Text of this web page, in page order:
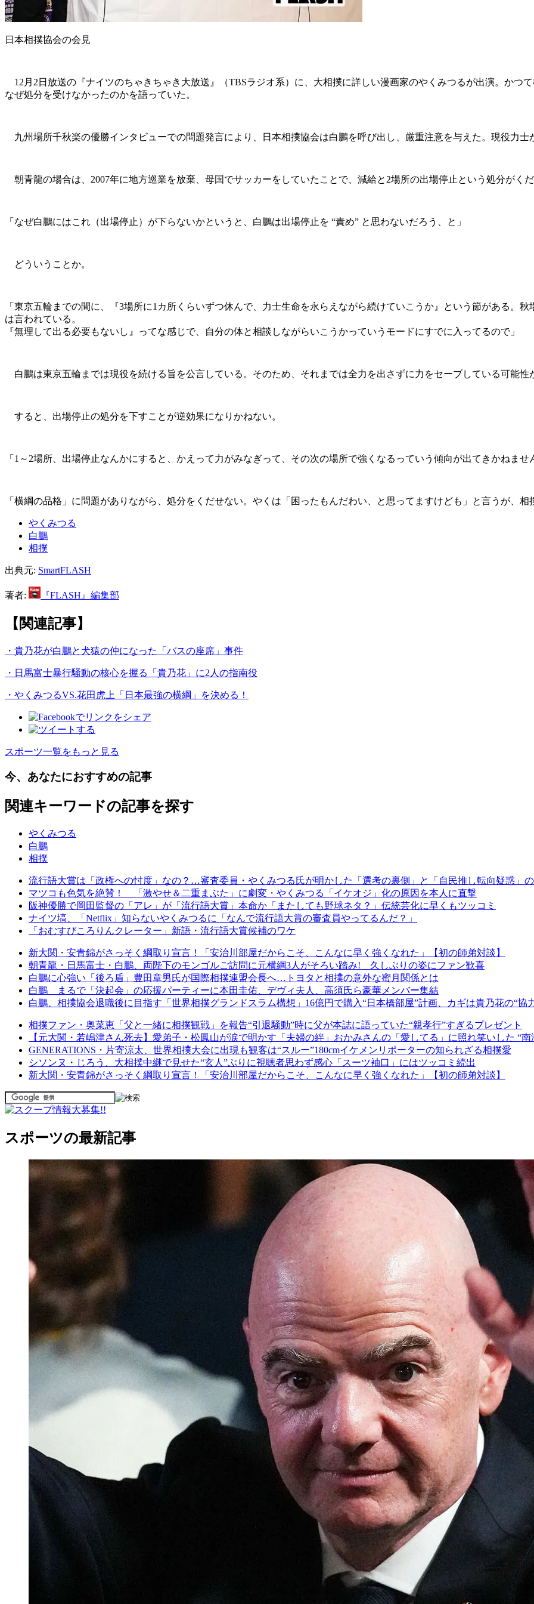
日本相撲協会の会見
12月2日放送の『ナイツのちゃきちゃき大放送』（TBSラジオ系）に、大相撲に詳しい漫画家のやくみつるが出演。かつ
なぜ処分を受けなかったのかを語っていた。
九州場所千秋楽の優勝インタビューでの問題発言により、日本相撲協会は白鵬を呼び出し、厳重注意を与えた。現役力士
朝青龍の場合は、2007年に地方巡業を放棄、母国でサッカーをしていたことで、減給と2場所の出場停止という処分がく
「なぜ白鵬にはこれ（出場停止）が下らないかというと、白鵬は出場停止を “責め” と思わないだろう、と」
どういうことか。
「東京五輪までの間に、『3場所に1カ所くらいずつ休んで、力士生命を永らえながら続けていこうか』という節がある。
は言われている。
『無理して出る必要もないし』ってな感じで、自分の体と相談しながらいこうかっていうモードにすでに入ってるので」
白鵬は東京五輪までは現役を続ける旨を公言している。そのため、それまでは全力を出さずに力をセーブしている可能性
すると、出場停止の処分を下すことが逆効果になりかねない。
「1～2場所、出場停止なんかにすると、かえって力がみなぎって、その次の場所で強くなるっていう傾向が出てきかねませ
「横綱の品格」に問題がありながら、処分をくだせない。やくは「困ったもんだわい、と思ってますけども」と言うが、相
やくみつる
白鵬
相撲
出典元: SmartFLASH
著者: 『FLASH』編集部
【関連記事】
・貴乃花が白鵬と犬猿の仲になった「バスの座席」事件
・日馬富士暴行騒動の核心を握る「貴乃花」に2人の指南役
・やくみつるVS.花田虎上「日本最強の横綱」を決める！
スポーツ一覧をもっと見る
今、あなたにおすすめの記事
関連キーワードの記事を探す
やくみつる
白鵬
相撲
流行語大賞は「政権への忖度」なの？…審査委員・やくみつる氏が明かした「選考の裏側」と「自民推し転向疑惑」
マツコも色気を絶賛！ 「激やせ＆二重まぶた」に劇変・やくみつる「イケオジ」化の原因を本人に直撃
阪神優勝で岡田監督の「アレ」が「流行語大賞」本命か「またしても野球ネタ？」伝統芸化に早くもツッコミ
ナイツ塙、「Netflix」知らないやくみつるに「なんで流行語大賞の審査員やってるんだ？」
「おむすびころりんクレーター」新語・流行語大賞候補のワケ
新大関・安青錦がさっそく綱取り宣言！「安治川部屋だからこそ、こんなに早く強くなれた」【初の師弟対談】
朝青龍・日馬富士・白鵬、両陛下のモンゴルご訪問に元横綱3人がそろい踏み! 久しぶりの姿にファン歓喜
白鵬に心強い「後ろ盾」豊田章男氏が国際相撲連盟会長へ…トヨタと相撲の意外な蜜月関係とは
白鵬 まるで「決起会」の応援パーティーに本田圭佑、デヴィ夫人、高須氏ら豪華メンバー集結
白鵬、相撲協会退職後に目指す「世界相撲グランドスラム構想」16億円で購入“日本橋部屋”計画、カギは貴乃花の“協
相撲ファン・奥菜恵「父と一緒に相撲観戦」を報告“引退騒動”時に父が本誌に語っていた“親孝行”すぎるプレゼント
【元大関・若嶋津さん死去】愛弟子・松鳳山が涙で明かす「夫婦の絆」おかみさんの「愛してる」に照れ笑いした “南
GENERATIONS・片寄涼太、世界相撲大会に出現も観客は“スルー”180cmイケメンリポーターの知られざる相撲愛
シソンヌ・じろう、大相撲中継で見せた“玄人”ぶりに視聴者思わず感心「スーツ袖口」にはツッコミ続出
新大関・安青錦がさっそく綱取り宣言！「安治川部屋だからこそ、こんなに早く強くなれた」【初の師弟対談】
スポーツの最新記事